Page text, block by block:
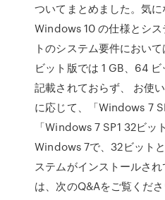
ついてまとめました。気
Windows 10 の仕様とシ
トのシステム要件におい
ビット版では 1 GB、64
記載されておらず、 お使
に応じて、「Windows 7
「Windows 7 SP1 32ビッ
Windows 7で、32ビット
ステムがインストールさ
は、次のQ&Aをご覧くださ